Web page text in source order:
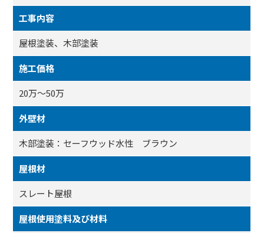
工事内容
屋根塗装、木部塗装
施工価格
20万～50万
外壁材
木部塗装：セーフウッド水性 ブラウン
屋根材
スレート屋根
屋根使用塗料及び材料